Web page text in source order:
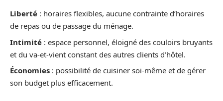
Liberté : horaires flexibles, aucune contrainte d’horaires
de repas ou de passage du ménage.
Intimité : espace personnel, éloigné des couloirs bruyants
et du va-et-vient constant des autres clients d’hôtel.
Économies : possibilité de cuisiner soi-même et de gérer
son budget plus efficacement.